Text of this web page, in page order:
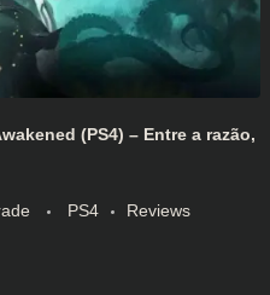
(PS4) – Entre a razão,
PS4 Reviews